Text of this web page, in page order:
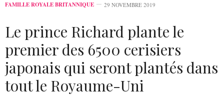
FAMILLE ROYALE BRITANNIQUE 29 NOVEMBRE 2019
Le prince Richard plante le
premier des 6500 cerisiers
japonais qui seront plantés dans
tout le Royaume-Uni